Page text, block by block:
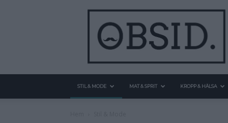
STIL & MODE MAT & SPRIT KROPP & HÄLSA